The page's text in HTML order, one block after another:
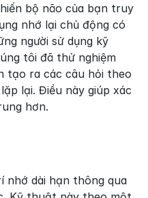
bộ não của bạn truy
nhớ lại chủ động có
người sử dụng kỹ
tôi đã thử nghiệm
tạo ra các câu hỏi theo
lại. Điều này giúp xác
hơn.
nhớ dài hạn thông qua